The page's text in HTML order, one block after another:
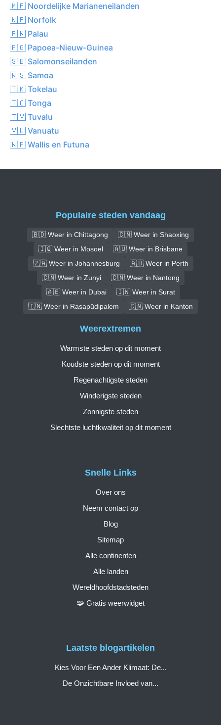
🇲🇵 Noordelijke Marianeneilanden
🇳🇫 Norfolk
🇵🇼 Palau
🇵🇬 Papoea-Nieuw-Guinea
🇸🇧 Salomonseilanden
🇼🇸 Samoa
🇹🇰 Tokelau
🇹🇴 Tonga
🇹🇻 Tuvalu
🇻🇺 Vanuatu
🇼🇫 Wallis en Futuna
Populaire steden vandaag
🇧🇩 Weer in Chittagong
🇨🇳 Weer in Shaoxing
🇮🇶 Weer in Mosoel
🇦🇺 Weer in Brisbane
🇿🇦 Weer in Johannesburg
🇦🇺 Weer in Perth
🇨🇳 Weer in Zunyi
🇨🇳 Weer in Nantong
🇦🇪 Weer in Dubai
🇮🇳 Weer in Surat
🇮🇳 Weer in Rasapūdipalem
🇨🇳 Weer in Kanton
Snelle Links
Over ons
Neem contact op
Blog
Sitemap
Alle continenten
Alle landen
Wereldhoofdstadsteden
🧩 Gratis weerwidget
Weerextremen
Warmste steden op dit moment
Koudste steden op dit moment
Regenachtigste steden
Winderigste steden
Zonnigste steden
Slechtste luchtkwaliteit op dit moment
Laatste blogartikelen
Kies Voor Een Ander Klimaat: De...
De Onzichtbare Invloed van...